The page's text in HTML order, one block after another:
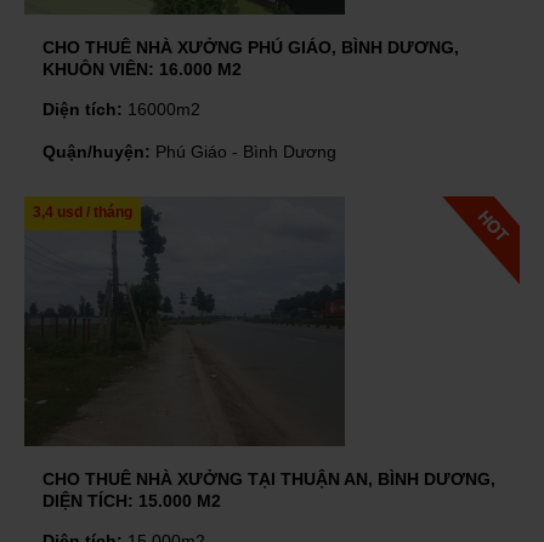
CHO THUÊ NHÀ XƯỞNG PHÚ GIÁO, BÌNH DƯƠNG,
KHUÔN VIÊN: 16.000 M2
Diện tích: 16000m2
Quận/huyện: Phú Giáo - Bình Dương
3,4 usd / tháng
CHO THUÊ NHÀ XƯỞNG TẠI THUẬN AN, BÌNH DƯƠNG,
DIỆN TÍCH: 15.000 M2